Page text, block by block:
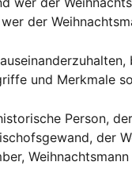
der
und Merkmale
Person,
der